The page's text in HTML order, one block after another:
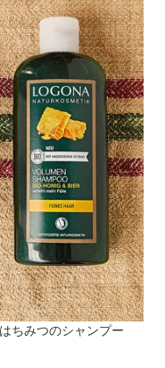
ちみつのシャンプー